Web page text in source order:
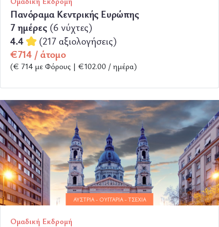
Πανόραμα Κεντρικής Ευρώπης
7 ημέρες (6 νύχτες)
4.4
(217 αξιολογήσεις)
€714 / άτομο
(€ 714 με Φόρους | €102.00 / ημέρα)
ΠΕΡΙΣΣΟΤΕΡΑ
ΑΥΣΤΡΊΑ - ΟΥΓΓΑΡΊΑ - ΤΣΕΧΊΑ
Ομαδική Εκδρομή